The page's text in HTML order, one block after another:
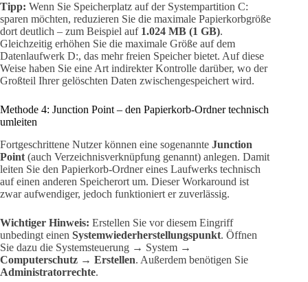
Tipp: Wenn Sie Speicherplatz auf der Systempartition C:
sparen möchten, reduzieren Sie die maximale Papierkorbgröße
dort deutlich – zum Beispiel auf 1.024 MB (1 GB).
Gleichzeitig erhöhen Sie die maximale Größe auf dem
Datenlaufwerk D:, das mehr freien Speicher bietet. Auf diese
Weise haben Sie eine Art indirekter Kontrolle darüber, wo der
Großteil Ihrer gelöschten Daten zwischengespeichert wird.
Methode 4: Junction Point – den Papierkorb-Ordner technisch
umleiten
Fortgeschrittene Nutzer können eine sogenannte Junction
Point (auch Verzeichnisverknüpfung genannt) anlegen. Damit
leiten Sie den Papierkorb-Ordner eines Laufwerks technisch
auf einen anderen Speicherort um. Dieser Workaround ist
zwar aufwendiger, jedoch funktioniert er zuverlässig.
Wichtiger Hinweis: Erstellen Sie vor diesem Eingriff
unbedingt einen Systemwiederherstellungspunkt. Öffnen
Sie dazu die Systemsteuerung → System →
Computerschutz → Erstellen. Außerdem benötigen Sie
Administratorrechte.